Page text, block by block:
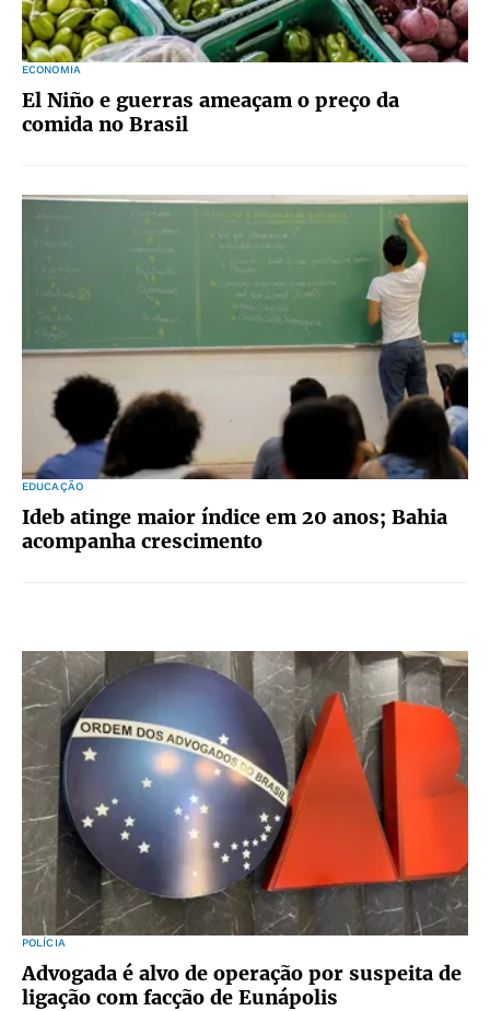
ECONOMIA
El Niño e guerras ameaçam o preço da
comida no Brasil
EDUCAÇÃO
Ideb atinge maior índice em 20 anos; Bahia
acompanha crescimento
POLÍCIA
Advogada é alvo de operação por suspeita de
ligação com facção de Eunápolis